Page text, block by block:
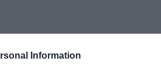
Information